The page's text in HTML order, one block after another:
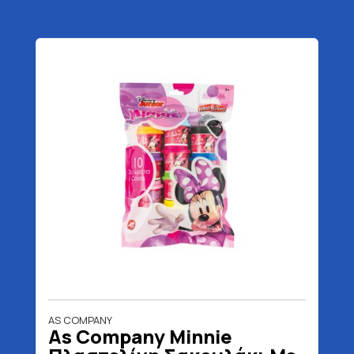
AS COMPANY
As Company Minnie